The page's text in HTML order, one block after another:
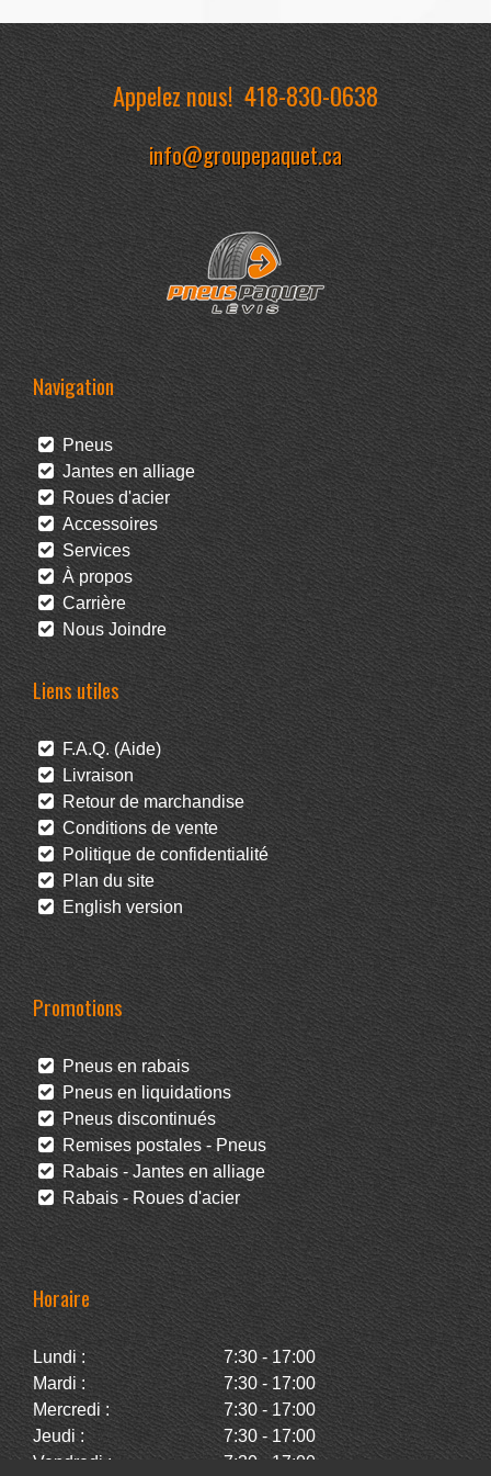
Appelez nous!418-830-0638
info@groupepaquet.ca
Navigation
Pneus
Jantes en alliage
Roues d'acier
Accessoires
Services
À propos
Carrière
Nous Joindre
Liens utiles
F.A.Q. (Aide)
Livraison
Retour de marchandise
Conditions de vente
Politique de confidentialité
Plan du site
English version
Promotions
Pneus en rabais
Pneus en liquidations
Pneus discontinués
Remises postales - Pneus
Rabais - Jantes en alliage
Rabais - Roues d'acier
Horaire
Lundi :
7:30 - 17:00
Mardi :
7:30 - 17:00
Mercredi :
7:30 - 17:00
Jeudi :
7:30 - 17:00
Vendredi :
7:30 - 17:00